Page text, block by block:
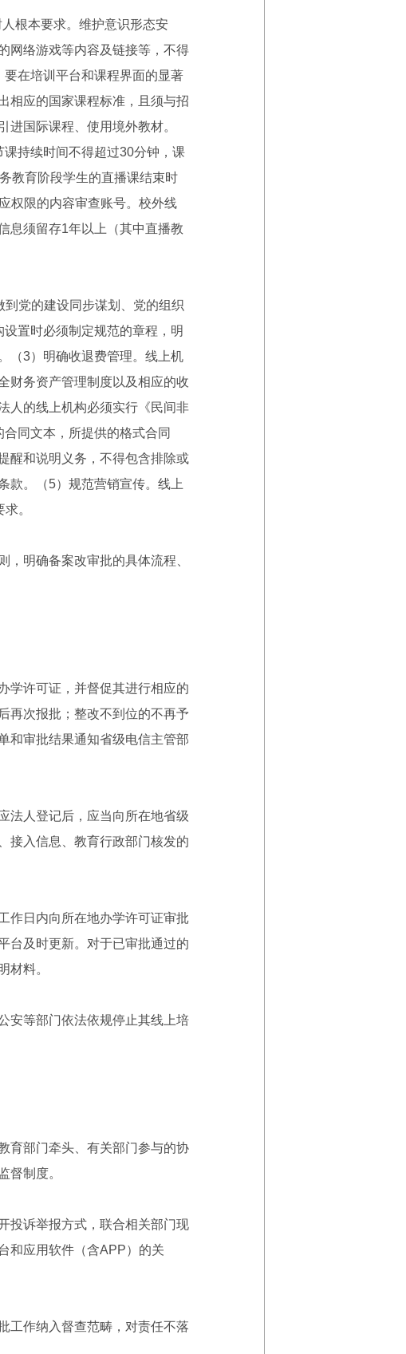
根本要求。维护意识形态安
网络游戏等内容及链接等，不得
在培训平台和课程界面的显著
相应的国家课程标准，且须与招
国际课程、使用境外教材。
课持续时间不得超过30分钟，课
教育阶段学生的直播课结束时
权限的内容审查账号。校外线
息须留存1年以上（其中直播教
党的建设同步谋划、党的组织
置时必须制定规范的章程，明
（3）明确收退费管理。线上机
财务资产管理制度以及相应的收
人的线上机构必须实行《民间非
同文本，所提供的格式合同
醒和说明义务，不得包含排除或
款。（5）规范营销宣传。线上
。
明确备案改审批的具体流程、
许可证，并督促其进行相应的
再次报批；整改不到位的不再予
和审批结果通知省级电信主管部
人登记后，应当向所在地省级
接入信息、教育行政部门核发的
日内向所在地办学许可证审批
台及时更新。对于已审批通过的
材料。
等部门依法依规停止其线上培
部门牵头、有关部门参与的协
督制度。
诉举报方式，联合相关部门现
和应用软件（含APP）的关
作纳入督查范畴，对责任不落